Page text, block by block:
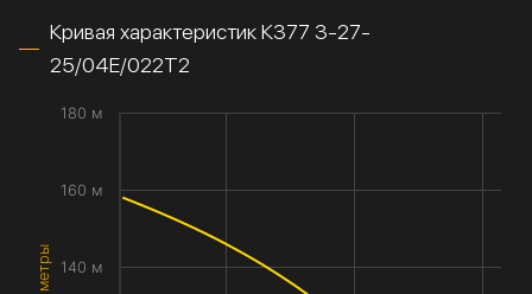
Кривая характеристик К377 3-27-
25/04Е/022Т2
140 м
160 м
180 м